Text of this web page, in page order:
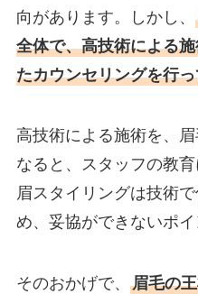
向があります。しかし、
全体で、高技術による
たカウンセリングを行
高技術による施術を、
なると、スタッフの教
眉スタイリングは技術
め、妥協ができないポイ
そのおかげで、 眉毛の